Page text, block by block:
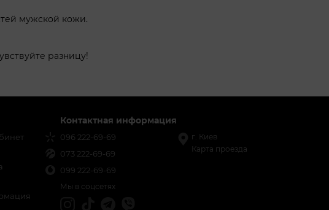
мужской кожи.
разницу!
Контактная информация
096 222-69-69
073 222-69-69
099 222-69-69
г. Киев
Карта проезда
Мы в соцсетях